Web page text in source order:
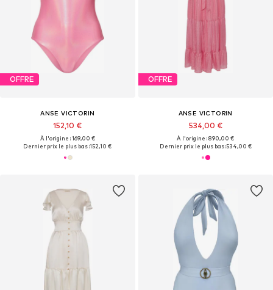
OFFRE
ANSE VICTORIN
152,10 €
À l'origine : 169,00 €
Dernier prix le plus bas :152,10 €
OFFRE
ANSE VICTORIN
534,00 €
À l'origine : 890,00 €
Dernier prix le plus bas :534,00 €